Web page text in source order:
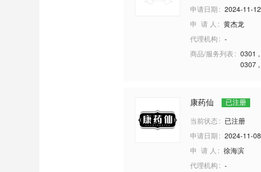
申请日期
2024-11-12
申 请 人
黄杰龙
代理机构
-
商品/服务列表
0301 ,
0307 ,
康药仙 已注册
当前状态 已注册
申请日期
2024-11-08
申 请 人
徐海滨
代理机构
-